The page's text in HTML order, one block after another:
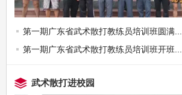
第一期广东省武术散打教练员培训班圆满...
第一期广东省武术散打教练员培训班开班...
武术散打进校园